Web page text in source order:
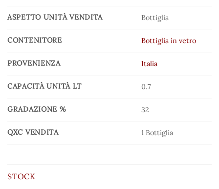
ASPETTO UNITÀ VENDITA Bottiglia
CONTENITORE Bottiglia in vetro
PROVENIENZA Italia
CAPACITÀ UNITÀ LT 0.7
GRADAZIONE % 32
QXC VENDITA 1 Bottiglia
STOCK